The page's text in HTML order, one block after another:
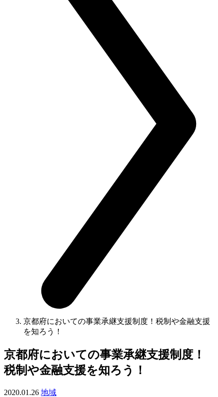
京都府においての事業承継支援制度！税制や金融支援
を知ろう！
京都府においての事業承継支援制度！
税制や金融支援を知ろう！
2020.01.26 地域